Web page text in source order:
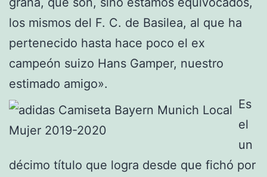
los mismos del F. C. de Basilea, al que ha
pertenecido hasta hace poco el ex
campeón suizo Hans Gamper, nuestro
estimado amigo».
Es
el
un
décimo título que logra desde que fichó por